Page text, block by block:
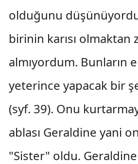
olduğunu
birinin karısı olmaktan
almıyordum. Bunların
yeterince yapacak bir
(syf. 39). Onu
ablası Geraldine yani
"Sister" oldu.